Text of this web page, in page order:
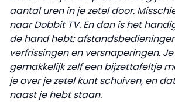
aantal uren in je zetel door.
naar Dobbit TV. En dan is het
de hand hebt:
verfrissingen en versnaperingen.
gemakkelijk zelf een bijzettafeltje
je over je zetel kunt schuiven, en
naast je hebt staan.